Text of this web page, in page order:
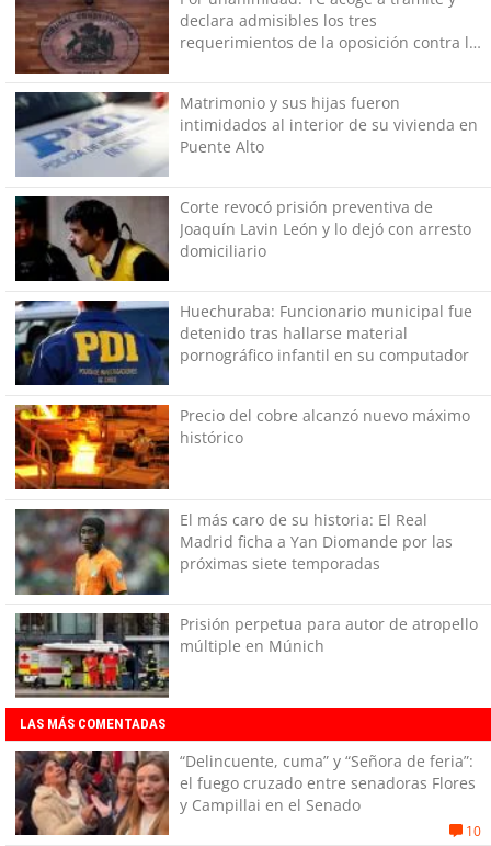
declara admisibles los tres
requerimientos de la oposición contra la
Matrimonio y sus hijas fueron
intimidados al interior de su vivienda en
Puente Alto
Corte revocó prisión preventiva de
Joaquín Lavin León y lo dejó con arresto
domiciliario
Huechuraba: Funcionario municipal fue
detenido tras hallarse material
pornográfico infantil en su computador
Precio del cobre alcanzó nuevo máximo
histórico
El más caro de su historia: El Real
Madrid ficha a Yan Diomande por las
próximas siete temporadas
Prisión perpetua para autor de atropello
múltiple en Múnich
LAS MÁS COMENTADAS
“Delincuente, cuma” y “Señora de feria”:
el fuego cruzado entre senadoras Flores
y Campillai en el Senado
10